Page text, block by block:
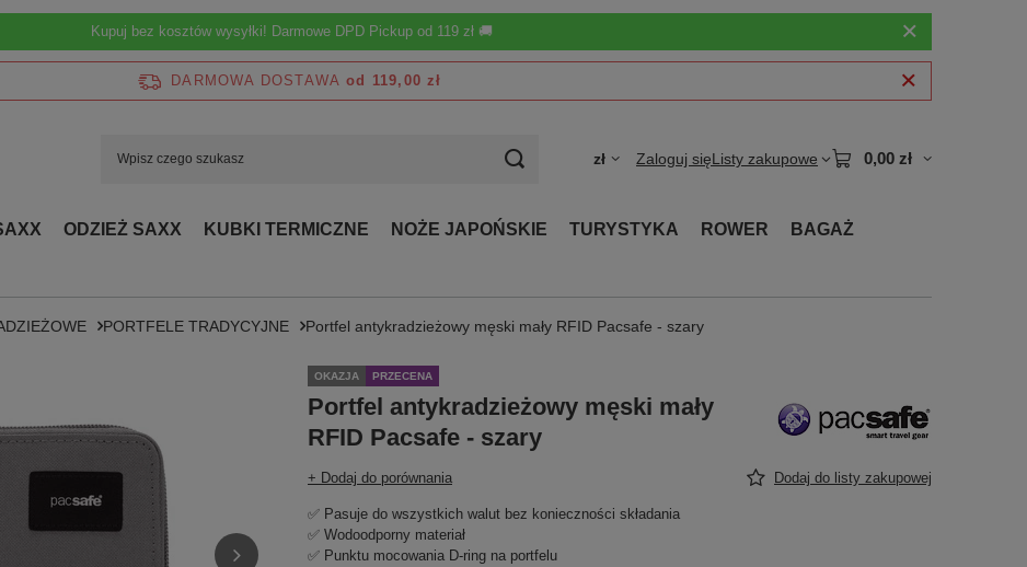
Kupuj bez kosztów wysyłki! Darmowe DPD Pickup od 119 zł 🚚
DARMOWA DOSTAWA od 119,00 zł
zł Zaloguj sięListy zakupowe 0,00 zł
ODZIEŻ SAXX KUBKI TERMICZNE NOŻE JAPOŃSKIE TURYSTYKA ROWER
BAGAŻ
PORTFELE TRADYCYJNE Portfel antykradzieżowy męski mały RFID Pacsafe - szary
OKAZJA PRZECENA
Portfel antykradzieżowy męski mały
RFID Pacsafe - szary
+ Dodaj do porównania Dodaj do listy zakupowej
✅ Pasuje do wszystkich walut bez konieczności składania
✅ Wodoodporny materiał
✅ Punktu mocowania D-ring na portfelu